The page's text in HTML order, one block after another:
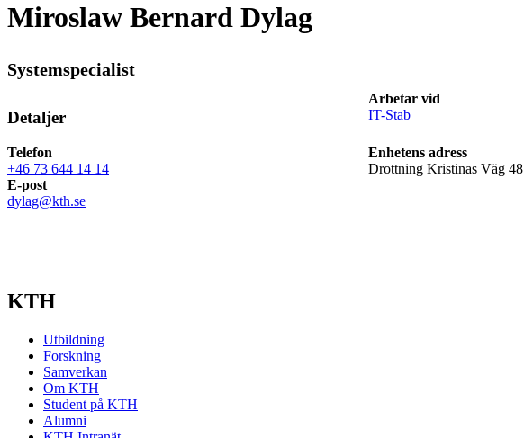
Miroslaw Bernard Dylag
Systemspecialist
Detaljer
Arbetar vid
IT-Stab
Telefon
+46 73 644 14 14
Enhetens adress
Drottning Kristinas Väg 48
E-post
dylag@kth.se
KTH
Utbildning
Forskning
Samverkan
Om KTH
Student på KTH
Alumni